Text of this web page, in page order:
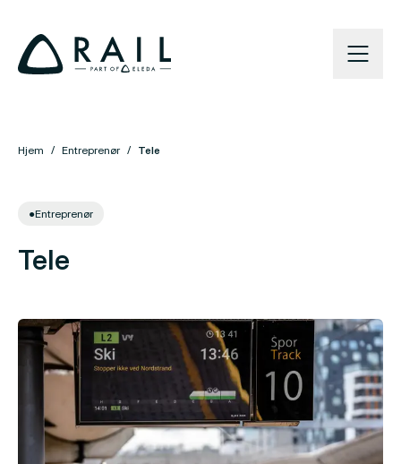
Hjem Entreprenør Tele
●Entreprenør
Tele